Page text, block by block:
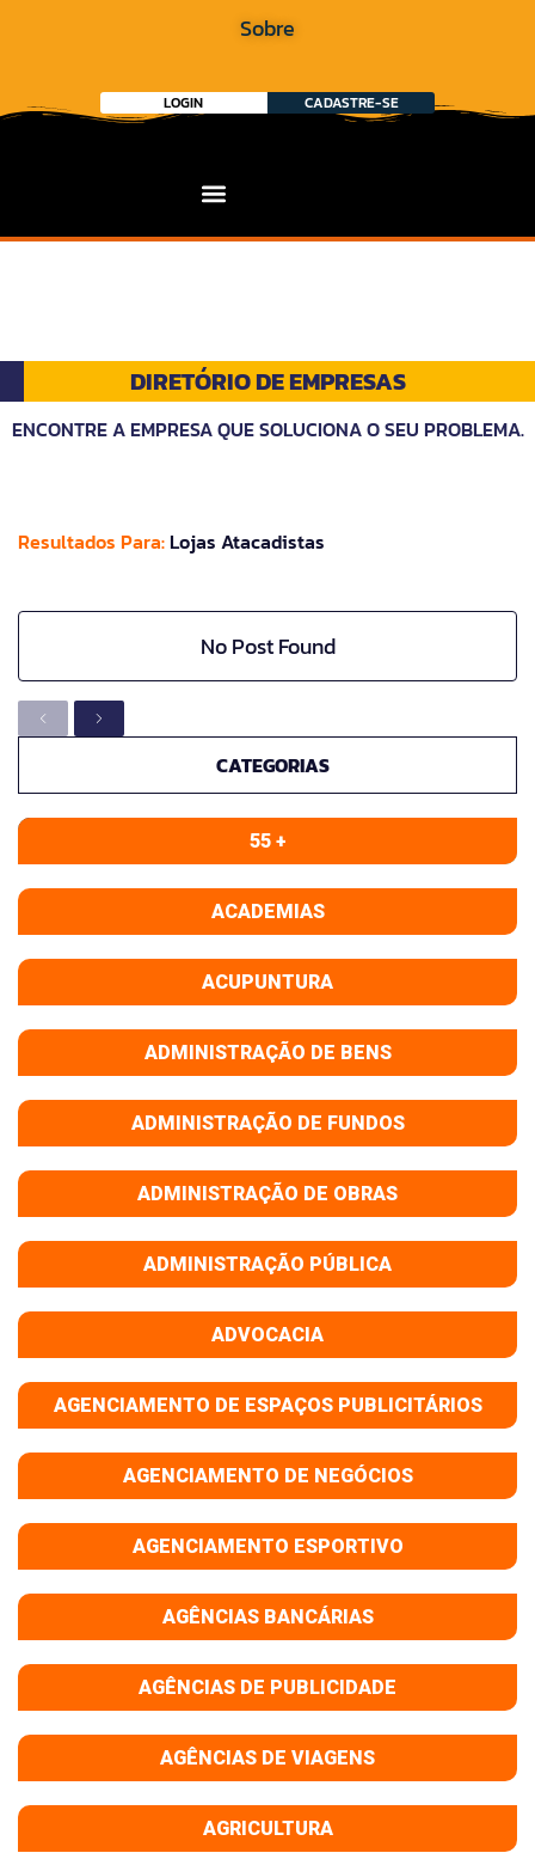
Sobre
LOGIN CADASTRE-SE
DIRETÓRIO DE EMPRESAS
ENCONTRE A EMPRESA QUE SOLUCIONA O SEU PROBLEMA.
Resultados Para: Lojas Atacadistas
No Post Found
CATEGORIAS
55 +
ACADEMIAS
ACUPUNTURA
ADMINISTRAÇÃO DE BENS
ADMINISTRAÇÃO DE FUNDOS
ADMINISTRAÇÃO DE OBRAS
ADMINISTRAÇÃO PÚBLICA
ADVOCACIA
AGENCIAMENTO DE ESPAÇOS PUBLICITÁRIOS
AGENCIAMENTO DE NEGÓCIOS
AGENCIAMENTO ESPORTIVO
AGÊNCIAS BANCÁRIAS
AGÊNCIAS DE PUBLICIDADE
AGÊNCIAS DE VIAGENS
AGRICULTURA